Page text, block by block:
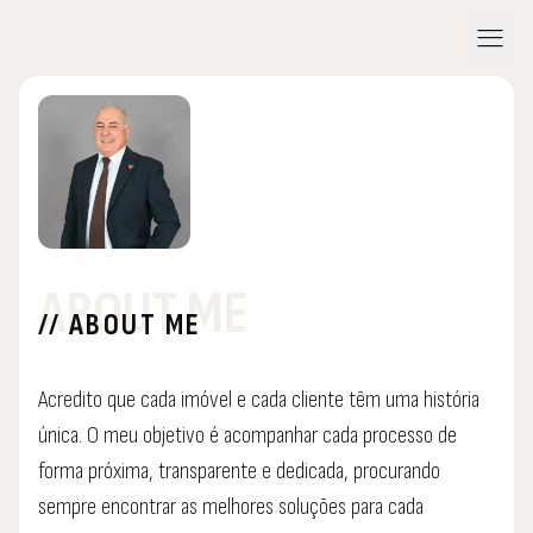
menu
// ABOUT ME
ABOUT ME
Acredito que cada imóvel e cada cliente têm uma história
única. O meu objetivo é acompanhar cada processo de
forma próxima, transparente e dedicada, procurando
sempre encontrar as melhores soluções para cada